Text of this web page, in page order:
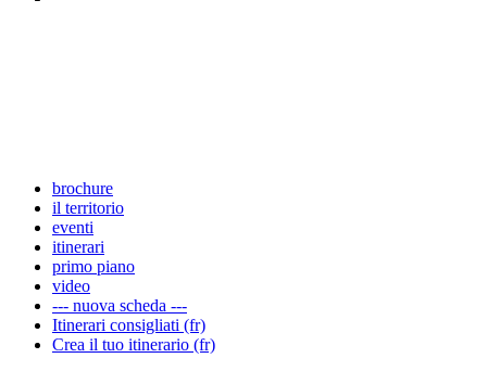
brochure
il territorio
eventi
itinerari
primo piano
video
--- nuova scheda ---
Itinerari consigliati (fr)
Crea il tuo itinerario (fr)